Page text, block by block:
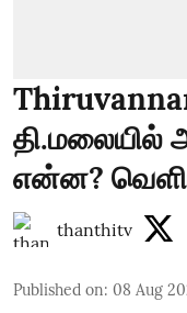
தி.மலையில்
என்ன?
thanthitv
Published on: 08 Aug